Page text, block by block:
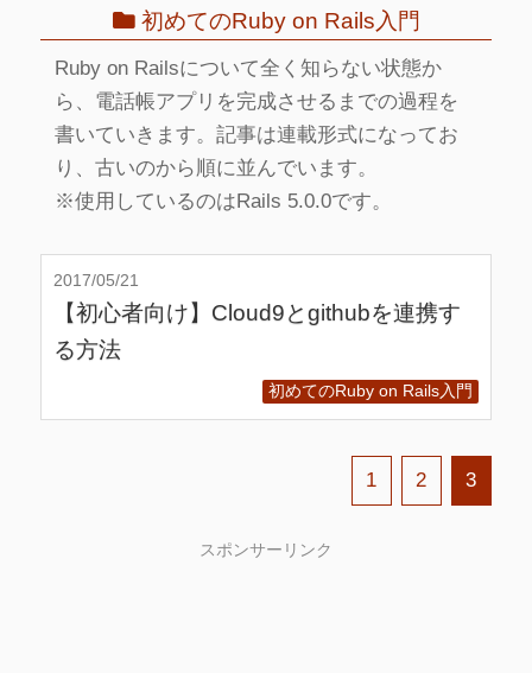
初めてのRuby on Rails入門
Ruby on Railsについて全く知らない状態か
ら、電話帳アプリを完成させるまでの過程を
書いていきます。記事は連載形式になってお
り、古いのから順に並んでいます。
※使用しているのはRails 5.0.0です。
2017/05/21
【初心者向け】Cloud9とgithubを連携す
る方法
初めてのRuby on Rails入門
1 2 3
スポンサーリンク